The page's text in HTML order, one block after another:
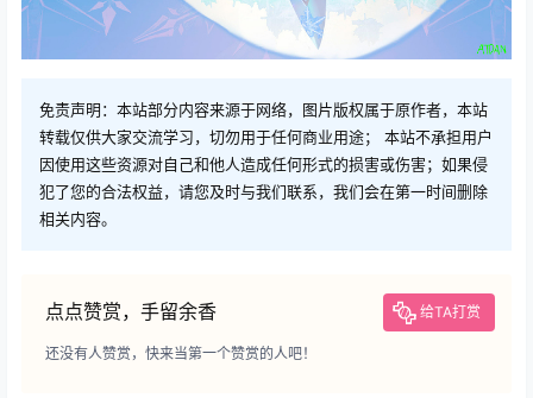
免责声明：本站部分内容来源于网络，图片版权属于原作者，本站
转载仅供大家交流学习，切勿用于任何商业用途； 本站不承担用户
因使用这些资源对自己和他人造成任何形式的损害或伤害；如果侵
犯了您的合法权益，请您及时与我们联系，我们会在第一时间删除
相关内容。
点点赞赏，手留余香 给TA打赏
还没有人赞赏，快来当第一个赞赏的人吧！